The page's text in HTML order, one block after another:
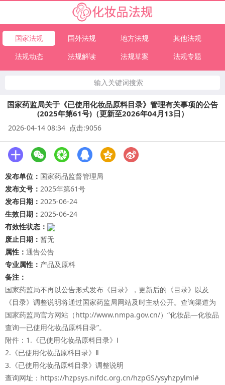
国家法规 国外法规 地方法规
其他法规
法规动态
法规解读 法规草案 法规专题
输入关键词搜索
国家药监局关于《已使用化妆品原料目录》管理有关事项的公告
(2025年第61号)（更新至2026年04月13日）
2026-04-14 08:34 点击:9056
发布单位： 国家药品监督管理局
发布文号： 2025年第61号
发布日期： 2025-06-24
生效日期： 2025-06-24
有效性状态：
废止日期： 暂无
属性： 通告公告
专业属性： 产品及原料
备注：
国家药监局不再以公告形式发布《目录》，更新后的《目录》以及
《目录》调整说明将通过国家药监局网站及时主动公开。查询渠道为
国家药监局官方网站（http://www.nmpa.gov.cn/）“化妆品—化妆品
查询—已使用化妆品原料目录”。
附件：1.《已使用化妆品原料目录》Ⅰ
2.《已使用化妆品原料目录》Ⅱ
3.《已使用化妆品原料目录》调整说明
查询网址：https://hzpsys.nifdc.org.cn/hzpGS/ysyhzpylml#